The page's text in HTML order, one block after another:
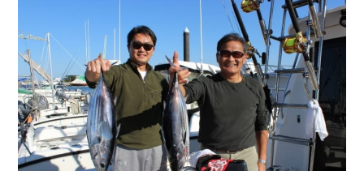
新艇・展示艇情報 中古艇情報